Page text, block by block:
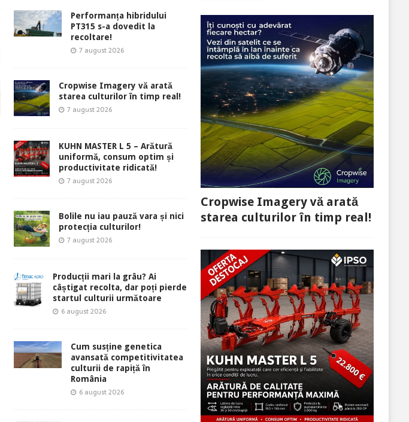
Performanța hibridului
PT315 s-a dovedit la
recoltare!
7 august 2026
Cropwise Imagery vă arată
starea culturilor în timp real!
7 august 2026
KUHN MASTER L 5 – Arătură
uniformă, consum optim și
productivitate ridicată!
7 august 2026
Bolile nu iau pauză vara și nici
protecția culturilor!
7 august 2026
Producții mari la grâu? Ai
câștigat recolta, dar poți pierde
startul culturii următoare
6 august 2026
Cum susține genetica
avansată competitivitatea
culturii de rapiță în
România
6 august 2026
Cropwise Imagery vă arată
starea culturilor în timp real!